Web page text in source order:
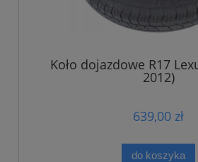
Koło dojazdowe R17
2012)
639,00 zł
do koszyka